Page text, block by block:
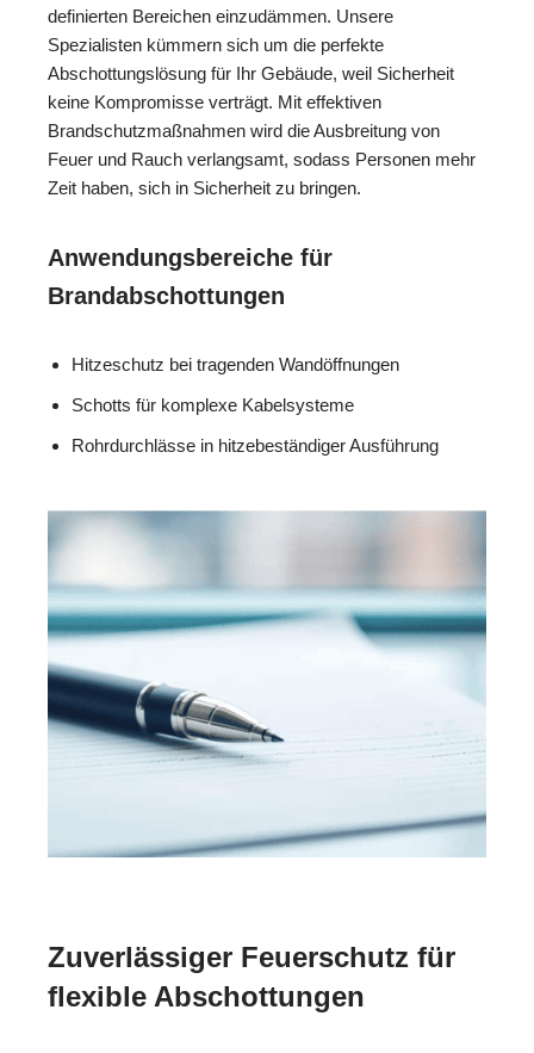
definierten Bereichen einzudämmen. Unsere
Spezialisten kümmern sich um die perfekte
Abschottungslösung für Ihr Gebäude, weil Sicherheit
keine Kompromisse verträgt. Mit effektiven
Brandschutzmaßnahmen wird die Ausbreitung von
Feuer und Rauch verlangsamt, sodass Personen mehr
Zeit haben, sich in Sicherheit zu bringen.
Anwendungsbereiche für
Brandabschottungen
Hitzeschutz bei tragenden Wandöffnungen
Schotts für komplexe Kabelsysteme
Rohrdurchlässe in hitzebeständiger Ausführung
Zuverlässiger Feuerschutz für
flexible Abschottungen